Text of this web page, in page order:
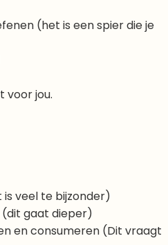
(het is een spier die je
voor jou.
is veel te bijzonder)
(dit gaat dieper)
en consumeren (Dit vraagt